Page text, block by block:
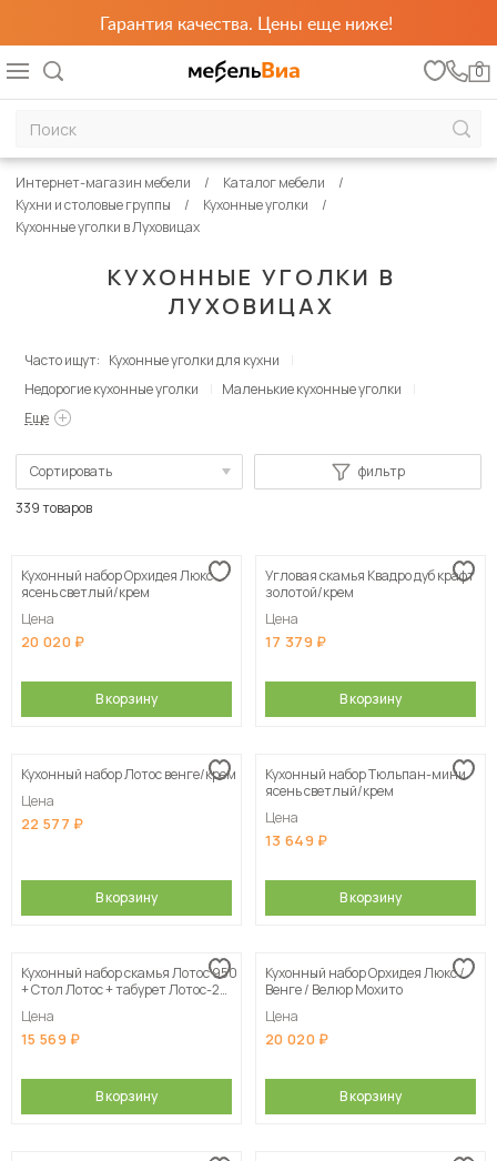
Гарантия качества. Цены еще ниже!
0
КУХОННЫЕ УГОЛКИ В
ЛУХОВИЦАХ
Интернет-магазин мебели
Каталог мебели
Кухни и столовые группы
Кухонные уголки
Кухонные уголки в Луховицах
Часто ищут: Кухонные уголки для кухни
Недорогие кухонные уголки
Маленькие кухонные уголки
Еще
Сортировать
Сначала дорогие
фильтр
339 товаров
Кухонный набор Орхидея Люкс
ясень светлый/крем
Цена
20 020
В корзину
Угловая скамья Квадро дуб крафт
золотой/крем
Цена
17 379
В корзину
Кухонный набор Лотос венге/крем
Цена
22 577
В корзину
Кухонный набор Тюльпан-мини
ясень светлый/крем
Цена
13 649
В корзину
Кухонный набор скамья Лотос 950
+ Стол Лотос + табурет Лотос-2
Цена
15 569
В корзину
Кухонный набор Орхидея Люкс /
Венге / Велюр Мохито
Цена
20 020
В корзину